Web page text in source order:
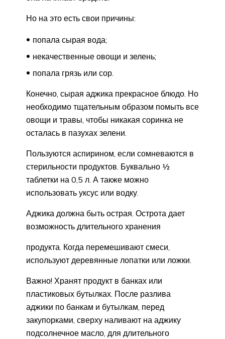
Но на это есть свои причины:
попала сырая вода;
некачественные овощи и зелень;
попала грязь или сор.
Конечно, сырая аджика прекрасное блюдо. Но
необходимо тщательным образом помыть все
овощи и травы, чтобы никакая соринка не
осталась в пазухах зелени.
Пользуются аспирином, если сомневаются в
стерильности продуктов. Буквально ½
таблетки на 0,5 л. А также можно
использовать уксус или водку.
Аджика должна быть острая. Острота дает
возможность длительного хранения
продукта. Когда перемешивают смеси,
используют деревянные лопатки или ложки.
Важно! Хранят продукт в банках или
пластиковых бутылках. После разлива
аджики по банкам и бутылкам, перед
закупорками, сверху наливают на аджику
подсолнечное масло, для длительного